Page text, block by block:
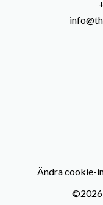
Ändra cookie-
©2026